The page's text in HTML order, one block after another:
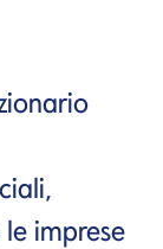
imprese